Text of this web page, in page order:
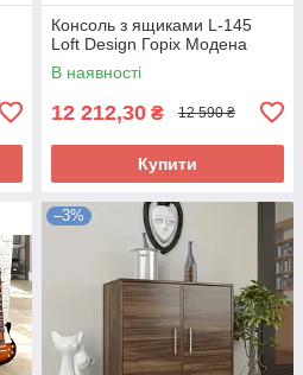
Консоль з ящиками L-145
Loft Design Горіх Модена
В наявності
12 212,30 ₴ 12 590 ₴
Купити
–3%